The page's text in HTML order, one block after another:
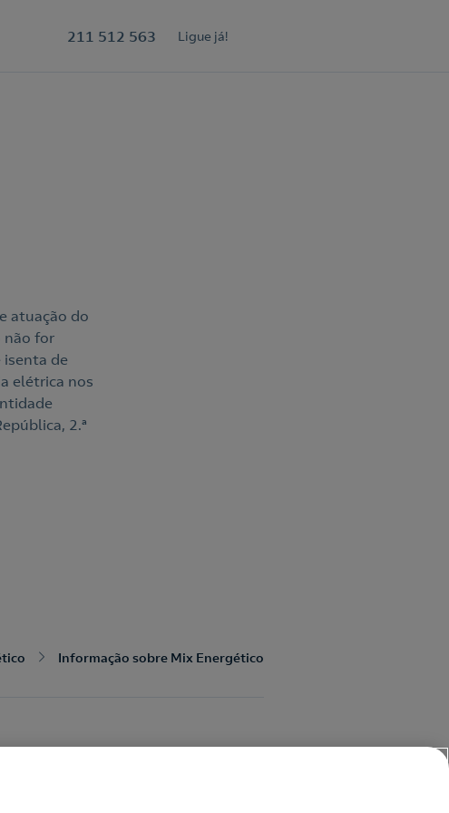
211 512 563 Ligue já!
atuação do
não for
isenta de
elétrica nos
2.ª
Informação sobre Mix Energético